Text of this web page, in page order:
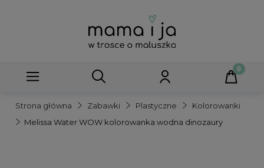
Strona główna Zabawki Plastyczne
Kolorowanki
Melissa Water WOW kolorowanka wodna dinozaury